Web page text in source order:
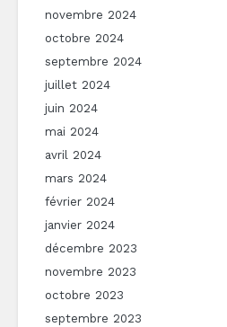
novembre 2024
octobre 2024
septembre 2024
juillet 2024
juin 2024
mai 2024
avril 2024
mars 2024
février 2024
janvier 2024
décembre 2023
novembre 2023
octobre 2023
septembre 2023